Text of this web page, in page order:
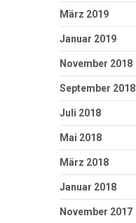
März 2019
Januar 2019
November 2018
September 2018
Juli 2018
Mai 2018
März 2018
Januar 2018
November 2017